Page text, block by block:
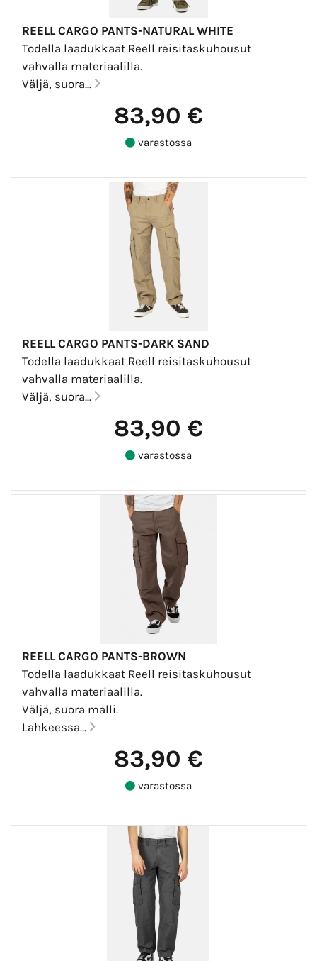
REELL CARGO PANTS-NATURAL WHITE
Todella laadukkaat Reell reisitaskuhousut
vahvalla materiaalilla.
Väljä, suora...
83,90 €
varastossa
REELL CARGO PANTS-DARK SAND
Todella laadukkaat Reell reisitaskuhousut
vahvalla materiaalilla.
Väljä, suora...
83,90 €
varastossa
REELL CARGO PANTS-BROWN
Todella laadukkaat Reell reisitaskuhousut
vahvalla materiaalilla.
Väljä, suora malli.
Lahkeessa...
83,90 €
varastossa